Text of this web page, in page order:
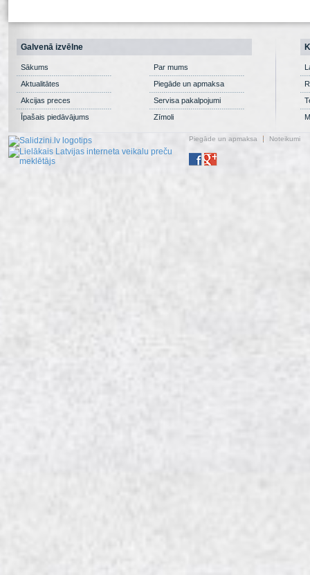
Galvenā izvēlne
Sākums
Aktualitātes
Akcijas preces
Īpašais piedāvājums
Par mums
Piegāde un apmaksa
Servisa pakalpojumi
Zīmoli
Piegāde un apmaksa Noteikumi